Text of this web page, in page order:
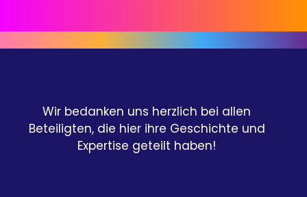
Wir bedanken uns herzlich bei allen
Beteiligten, die hier ihre Geschichte und
Expertise geteilt haben!